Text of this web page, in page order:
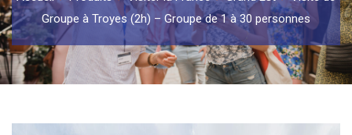
Groupe à Troyes (2h) – Groupe de 1 à 30 personnes